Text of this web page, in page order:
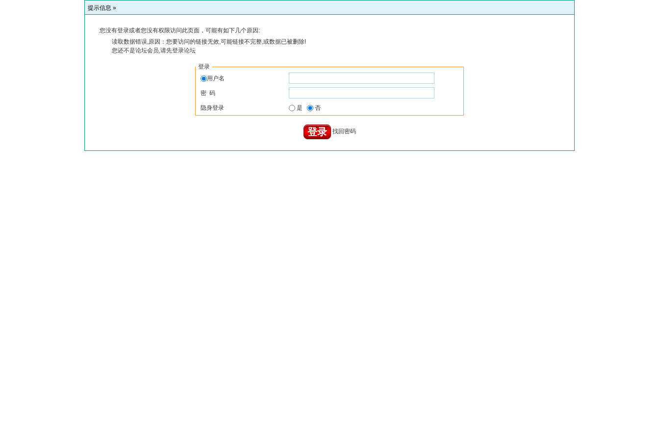
提示信息 »
您没有登录或者您没有权限访问此页面，可能有如下几个原因:
读取数据错误,原因：您要访问的链接无效,可能链接不完整,或数据已被删除!
您还不是论坛会员,请先登录论坛
登录
用户名
密 码
隐身登录 是 否
找回密码